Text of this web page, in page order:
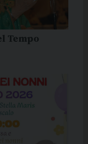
Tempo